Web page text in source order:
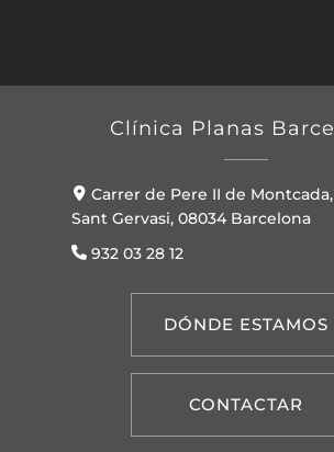
Clínica Planas
Carrer de Pere II de Montcada,
Sant Gervasi, 08034 Barcelona
932 03 28 12
DÓNDE ESTAMOS
CONTACTAR